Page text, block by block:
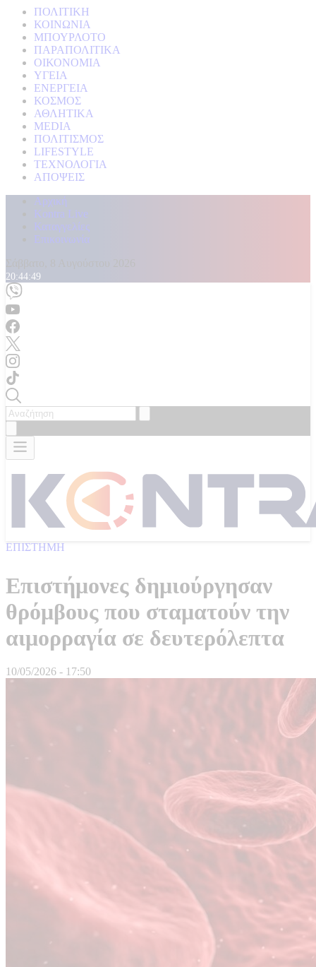
ΠΟΛΙΤΙΚΗ
ΚΟΙΝΩΝΙΑ
ΜΠΟΥΡΛΟΤΟ
ΠΑΡΑΠΟΛΙΤΙΚΑ
ΟΙΚΟΝΟΜΙΑ
ΥΓΕΙΑ
ΕΝΕΡΓΕΙΑ
ΚΟΣΜΟΣ
ΑΘΛΗΤΙΚΑ
MEDIA
ΠΟΛΙΤΙΣΜΟΣ
LIFESTYLE
ΤΕΧΝΟΛΟΓΙΑ
ΑΠΟΨΕΙΣ
Αρχική
Kontra Live
Καταγγελίες
Επικοινωνία
20:44:51
ΕΠΙΣΤΗΜΗ
Επιστήμονες δημιούργησαν
θρόμβους που σταματούν την
αιμορραγία σε δευτερόλεπτα
10/05/2026 - 17:50